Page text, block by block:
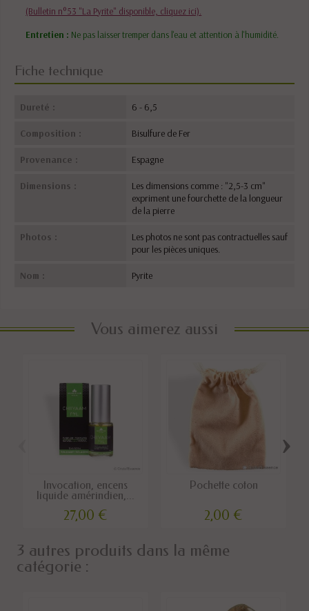
(Bulletin n°53 "La Pyrite" disponible, cliquez ici).
Entretien : Ne pas laisser tremper dans l'eau et attention à l'humidité.
Fiche technique
Dureté : 6 - 6,5
Composition : Bisulfure de Fer
Provenance : Espagne
Dimensions :
Les dimensions comme : "2,5-3 cm"
expriment une fourchette de la longueur
de la pierre
Photos :
Les photos ne sont pas contractuelles sauf
pour les pièces uniques.
Nom : Pyrite
Vous aimerez aussi
Invocation, encens
liquide amérindien,...
27,00 €
Pochette coton
2,00 €
›
3 autres produits dans la même
catégorie :